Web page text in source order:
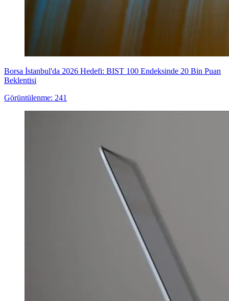
Borsa İstanbul'da 2026 Hedefi: BIST 100 Endeksinde 20 Bin Puan
Beklentisi
Görüntülenme: 241